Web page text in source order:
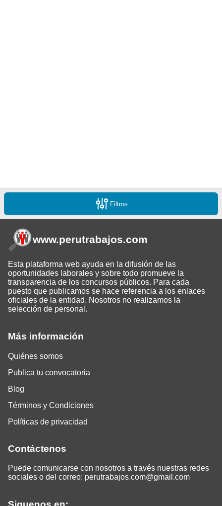
Filtros
Más información
Quiénes somos
Publica tu convocatoria
Blog
Términos y Condiciones
Políticas de privacidad
Contáctenos
Puede comunicarse con nosotros a través nuestras redes
sociales o del correo: perutrabajos.com@gmail.com
www.perutrabajos.com
Esta plataforma web ayuda en la difusión de las
oportunidades laborales y sobre todo promueve la
transparencia de los concursos públicos. Para cada
puesto que publicamos se hace referencia a los enlaces
oficiales de la entidad. Nosotros no realizamos la
selección de personal.